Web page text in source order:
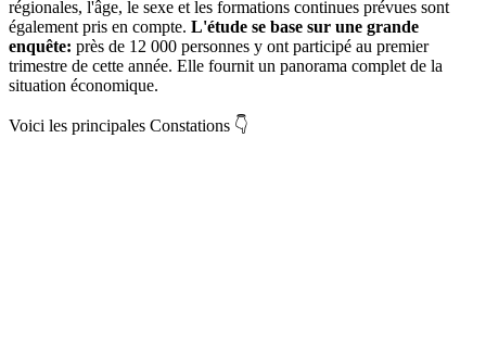
régionales, l'âge, le sexe et les formations continues prévues sont
également pris en compte. L'étude se base sur une grande
enquête: près de 12 000 personnes y ont participé au premier
trimestre de cette année. Elle fournit un panorama complet de la
situation économique.
Voici les principales Constations 👇